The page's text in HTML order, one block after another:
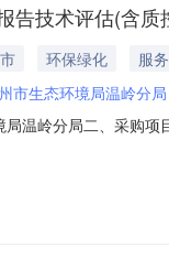
告技术评估(含
环保绿化
服务
市生态环境局温岭分局
温岭分局二、采购
州市污染防治技术